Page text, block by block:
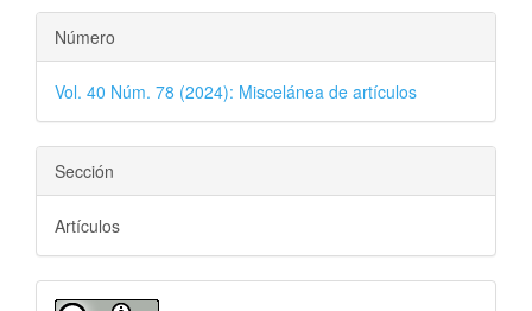
Número
Vol. 40 Núm. 78 (2024): Miscelánea de artículos
Sección
Artículos